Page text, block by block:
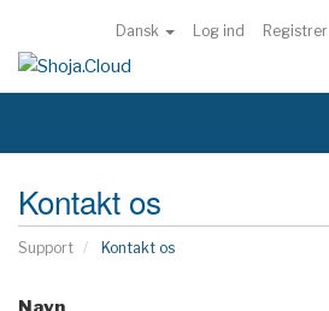
Dansk Log ind Registrer
Kontakt os
Support Kontakt os